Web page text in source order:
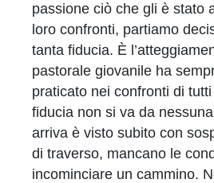
passione ciò che gli è stato
loro confronti, partiamo
tanta fiducia. È
pastorale giovanile ha
praticato nei confronti di
fiducia non si va da
arriva è visto subito con
di traverso, mancano le
incominciare un cammino.